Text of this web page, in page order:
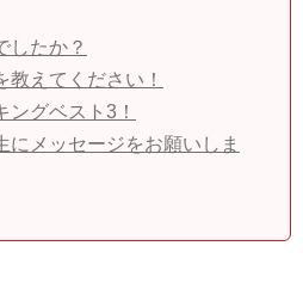
したか？
えてください！
ングベスト3！
にメッセージをお願いしま